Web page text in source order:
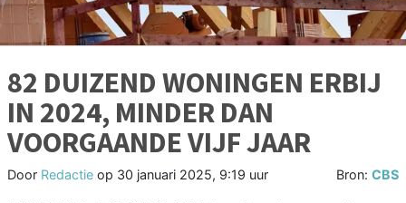
82 DUIZEND WONINGEN ERBIJ
IN 2024, MINDER DAN
VOORGAANDE VIJF JAAR
Door Redactie op 30 januari 2025, 9:19 uur Bron: CBS